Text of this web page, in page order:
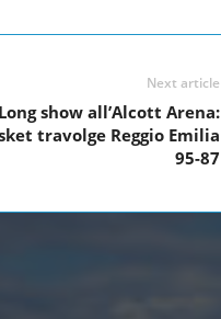
Next article
show all’Alcott Arena:
travolge Reggio Emilia
95-87